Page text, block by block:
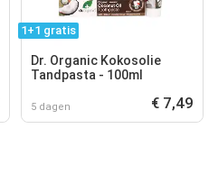
1+1 gratis
Dr. Organic Kokosolie
Tandpasta - 100ml
5 dagen € 7,49